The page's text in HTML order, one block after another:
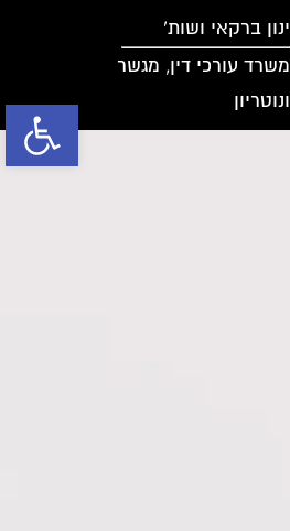
ינון ברקאי ושות’
משרד עורכי דין, מגשר
ונוטריון
פתח סרגל